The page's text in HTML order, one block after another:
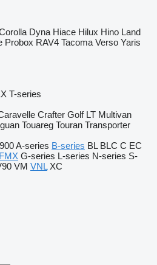
Dyna Hiace Hilux Hino Land
Probox RAV4 Tacoma Verso Yaris
T-series
Crafter Golf LT Multivan
Touareg Touran Transporter
A-series B-series BL BLC C EC
FMX G-series L-series N-series S-
VM VNL XC